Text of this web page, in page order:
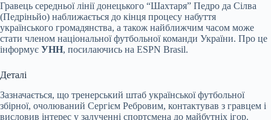
Гравець середньої лінії донецького “Шахтаря” Педро да Сілва
(Педріньйо) наближається до кінця процесу набуття
українського громадянства, а також найближчим часом може
стати членом національної футбольної команди України. Про це
інформує УНН, посилаючись на ESPN Brasil.
Деталі
Зазначається, що тренерський штаб української футбольної
збірної, очолюваний Сергієм Ребровим, контактував з гравцем і
висловив інтерес у залученні спортсмена до майбутніх ігор.